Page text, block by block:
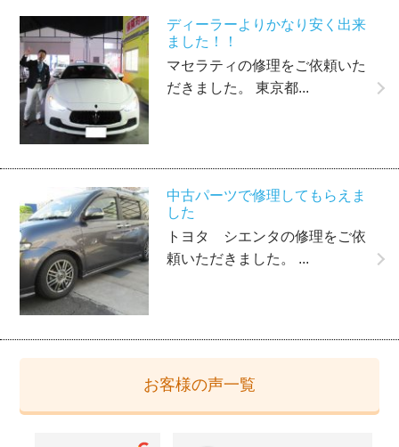
ディーラーよりかなり安く出来
ました！！
マセラティの修理をご依頼いた
だきました。 東京都...
中古パーツで修理してもらえま
した
トヨタ シエンタの修理をご依
頼いただきました。 ...
お客様の声一覧